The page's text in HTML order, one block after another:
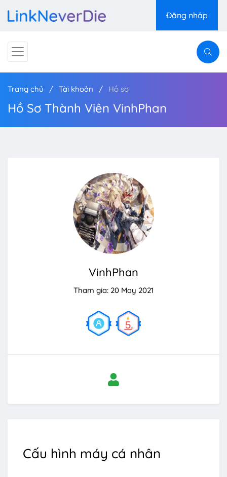
Đăng nhập
Trang chủ Tài khoản Hồ sơ
Hồ Sơ Thành Viên VinhPhan
VinhPhan
Tham gia: 20 May 2021
Cấu hình máy cá nhân